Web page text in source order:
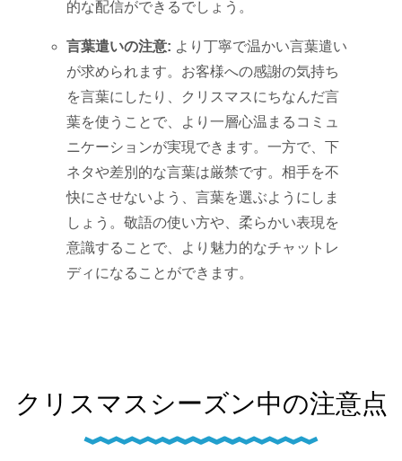
的な配信ができるでしょう。
言葉遣いの注意: より丁寧で温かい言葉遣い
が求められます。お客様への感謝の気持ち
を言葉にしたり、クリスマスにちなんだ言
葉を使うことで、より一層心温まるコミュ
ニケーションが実現できます。一方で、下
ネタや差別的な言葉は厳禁です。相手を不
快にさせないよう、言葉を選ぶようにしま
しょう。敬語の使い方や、柔らかい表現を
意識することで、より魅力的なチャットレ
ディになることができます。
クリスマスシーズン中の注意点